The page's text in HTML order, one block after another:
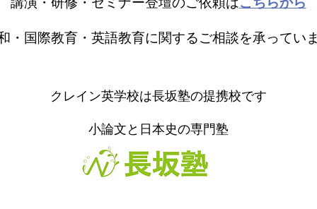
・国際教育・英語教育に関するご相談を承ってい
クレイン英学校は長坂塾の提携校です
小論文と日本史の専門塾